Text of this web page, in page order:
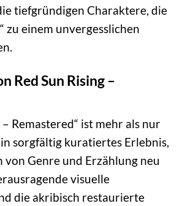
tiefgründigen Charaktere, die
zu einem unvergesslichen
Red Sun Rising –
– Remastered“ ist mehr als nur
sorgfältig kuratiertes Erlebnis,
von Genre und Erzählung neu
visuelle
die akribisch restaurierte